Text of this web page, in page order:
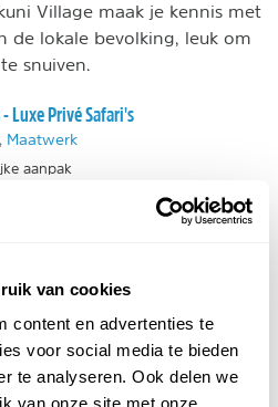
van cookies
content en advertenties te
voor social media te bieden
te analyseren. Ook delen we
van onze site met onze
Village maak je kennis met
de lokale bevolking, leuk om
snuiven.
Luxe Privé Safari's
Maatwerk
aanpak
- Safari en Victoria Falls
internationale groep.
naar de Victoria Watervallen!
en mooie landschappen.